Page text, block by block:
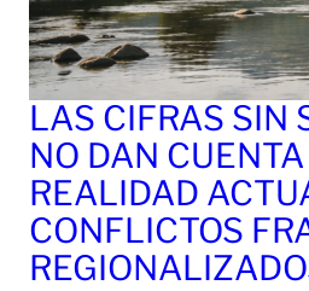
LAS CIFRAS SIN
NO DAN
REALIDAD
CONFLICTOS